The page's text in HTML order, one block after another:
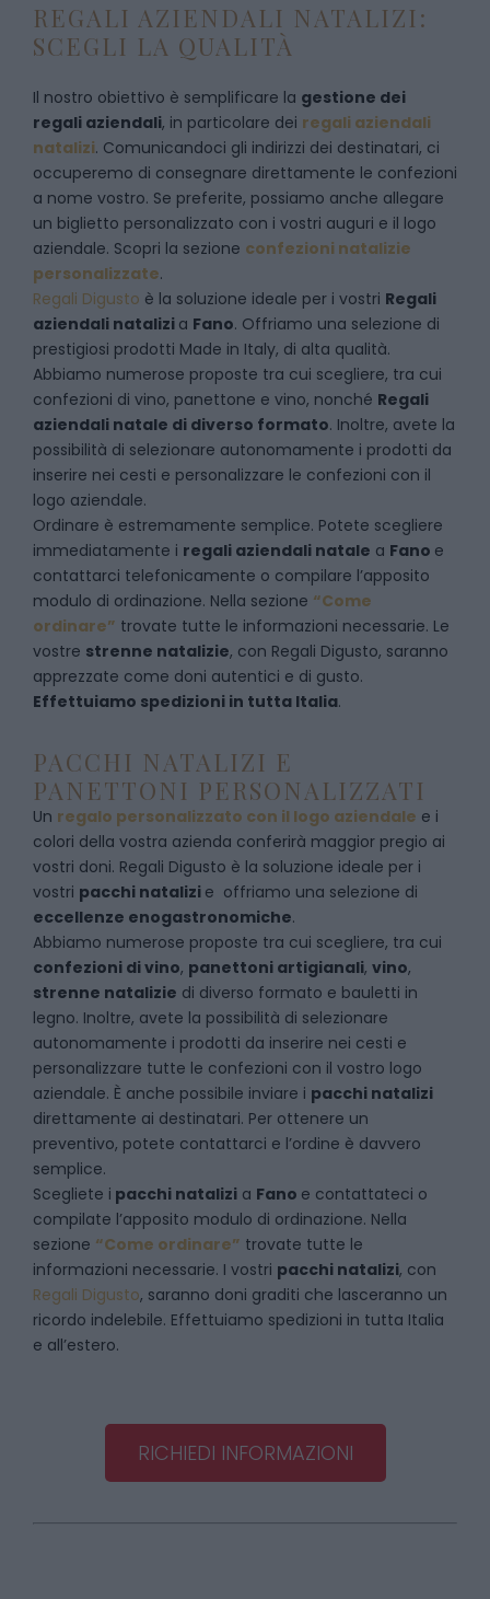
REGALI AZIENDALI NATALIZI:
SCEGLI LA QUALITÀ
Il nostro obiettivo è semplificare la gestione dei
regali aziendali, in particolare dei regali aziendali
natalizi. Comunicandoci gli indirizzi dei destinatari, ci
occuperemo di consegnare direttamente le confezioni
a nome vostro. Se preferite, possiamo anche allegare
un biglietto personalizzato con i vostri auguri e il logo
aziendale. Scopri la sezione confezioni natalizie
personalizzate.
Regali Digusto è la soluzione ideale per i vostri Regali
aziendali natalizi a Fano. Offriamo una selezione di
prestigiosi prodotti Made in Italy, di alta qualità.
Abbiamo numerose proposte tra cui scegliere, tra cui
confezioni di vino, panettone e vino, nonché Regali
aziendali natale di diverso formato. Inoltre, avete la
possibilità di selezionare autonomamente i prodotti da
inserire nei cesti e personalizzare le confezioni con il
logo aziendale.
Ordinare è estremamente semplice. Potete scegliere
immediatamente i regali aziendali natale a Fano e
contattarci telefonicamente o compilare l’apposito
modulo di ordinazione. Nella sezione “Come
ordinare” trovate tutte le informazioni necessarie. Le
vostre strenne natalizie, con Regali Digusto, saranno
apprezzate come doni autentici e di gusto.
Effettuiamo spedizioni in tutta Italia.
PACCHI NATALIZI E
PANETTONI PERSONALIZZATI
Un regalo personalizzato con il logo aziendale e i
colori della vostra azienda conferirà maggior pregio ai
vostri doni. Regali Digusto è la soluzione ideale per i
vostri pacchi natalizi e offriamo una selezione di
eccellenze enogastronomiche.
Abbiamo numerose proposte tra cui scegliere, tra cui
confezioni di vino, panettoni artigianali, vino,
strenne natalizie di diverso formato e bauletti in
legno. Inoltre, avete la possibilità di selezionare
autonomamente i prodotti da inserire nei cesti e
personalizzare tutte le confezioni con il vostro logo
aziendale. È anche possibile inviare i pacchi natalizi
direttamente ai destinatari. Per ottenere un
preventivo, potete contattarci e l’ordine è davvero
semplice.
Scegliete i pacchi natalizi a Fano e contattateci o
compilate l’apposito modulo di ordinazione. Nella
sezione “Come ordinare” trovate tutte le
informazioni necessarie. I vostri pacchi natalizi, con
Regali Digusto, saranno doni graditi che lasceranno un
ricordo indelebile. Effettuiamo spedizioni in tutta Italia
e all’estero.
RICHIEDI INFORMAZIONI